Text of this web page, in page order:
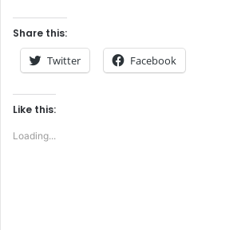
Share this:
Twitter Facebook
Like this:
Loading...